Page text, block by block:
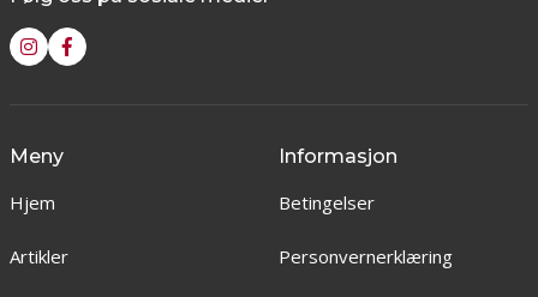
Meny
Hjem
Artikler
Informasjon
Betingelser
Personvernerklæring